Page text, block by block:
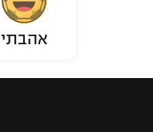
אהבתי